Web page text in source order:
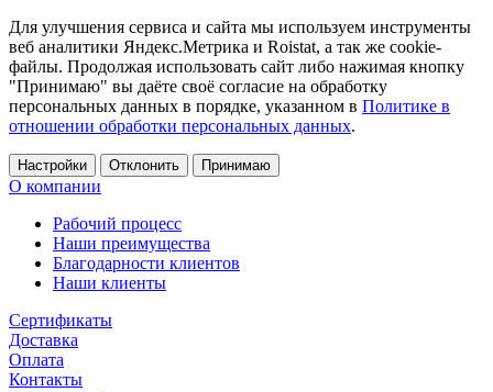
Для улучшения сервиса и сайта мы используем инструменты
веб аналитики Яндекс.Метрика и Roistat, а так же cookie-
файлы. Продолжая использовать сайт либо нажимая кнопку
"Принимаю" вы даёте своё согласие на обработку
персональных данных в порядке, указанном в Политике в
отношении обработки персональных данных.
Настройки Отклонить Принимаю
О компании
Рабочий процесс
Наши преимущества
Благодарности клиентов
Наши клиенты
Сертификаты
Доставка
Оплата
Контакты